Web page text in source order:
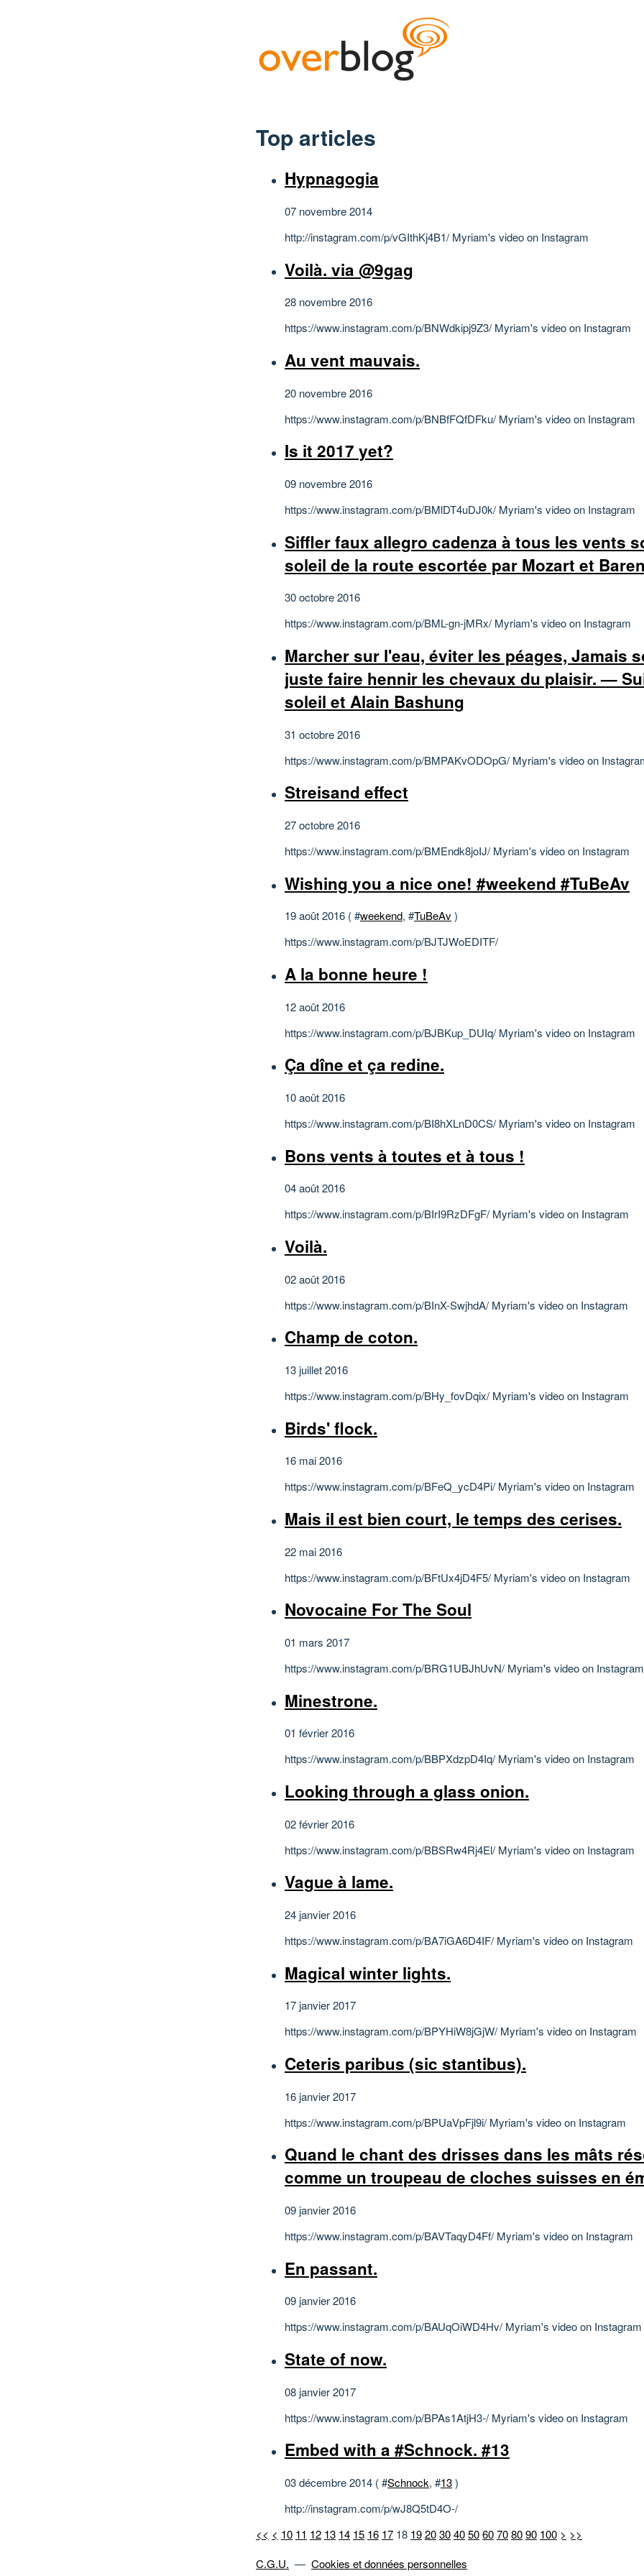
Top articles
Hypnagogia
07 novembre 2014
http://instagram.com/p/vGIthKj4B1/ Myriam's video on Instagram
Voilà. via @9gag
28 novembre 2016
https://www.instagram.com/p/BNWdkipj9Z3/ Myriam's video on Instagram
Au vent mauvais.
20 novembre 2016
https://www.instagram.com/p/BNBfFQfDFku/ Myriam's video on Instagram
Is it 2017 yet?
09 novembre 2016
https://www.instagram.com/p/BMlDT4uDJ0k/ Myriam's video on Instagram
Siffler faux allegro cadenza à tous les vents
soleil de la route escortée par Mozart et
30 octobre 2016
https://www.instagram.com/p/BML-gn-jMRx/ Myriam's video on Instagram
Marcher sur l'eau, éviter les péages, Jamais
juste faire hennir les chevaux du plaisir. —
soleil et Alain Bashung
31 octobre 2016
https://www.instagram.com/p/BMPAKvODOpG/ Myriam's video on
Streisand effect
27 octobre 2016
https://www.instagram.com/p/BMEndk8joIJ/ Myriam's video on Instagram
Wishing you a nice one! #weekend #TuBeAv
19 août 2016 ( #weekend, #TuBeAv)
https://www.instagram.com/p/BJTJWoEDITF/
A la bonne heure !
12 août 2016
https://www.instagram.com/p/BJBKup_DUIq/ Myriam's video on Instagram
Ça dîne et ça redine.
10 août 2016
https://www.instagram.com/p/BI8hXLnD0CS/ Myriam's video on Instagram
Bons vents à toutes et à tous !
04 août 2016
https://www.instagram.com/p/BIrI9RzDFgF/ Myriam's video on Instagram
Voilà.
02 août 2016
https://www.instagram.com/p/BInX-SwjhdA/ Myriam's video on Instagram
Champ de coton.
13 juillet 2016
https://www.instagram.com/p/BHy_fovDqix/ Myriam's video on Instagram
Birds' flock.
16 mai 2016
https://www.instagram.com/p/BFeQ_ycD4Pi/ Myriam's video on Instagram
Mais il est bien court, le temps des cerises.
22 mai 2016
https://www.instagram.com/p/BFtUx4jD4F5/ Myriam's video on Instagram
Novocaine For The Soul
01 mars 2017
https://www.instagram.com/p/BRG1UBJhUvN/ Myriam's video on Instagram
Minestrone.
01 février 2016
https://www.instagram.com/p/BBPXdzpD4Iq/ Myriam's video on Instagram
Looking through a glass onion.
02 février 2016
https://www.instagram.com/p/BBSRw4Rj4El/ Myriam's video on Instagram
Vague à lame.
24 janvier 2016
https://www.instagram.com/p/BA7iGA6D4IF/ Myriam's video on Instagram
Magical winter lights.
17 janvier 2017
https://www.instagram.com/p/BPYHiW8jGjW/ Myriam's video on Instagram
Ceteris paribus (sic stantibus).
16 janvier 2017
https://www.instagram.com/p/BPUaVpFjl9i/ Myriam's video on Instagram
Quand le chant des drisses dans les mâts
comme un troupeau de cloches suisses en
09 janvier 2016
https://www.instagram.com/p/BAVTaqyD4Ff/ Myriam's video on Instagram
En passant.
09 janvier 2016
https://www.instagram.com/p/BAUqOiWD4Hv/ Myriam's video on Instagram
State of now.
08 janvier 2017
https://www.instagram.com/p/BPAs1AtjH3-/ Myriam's video on Instagram
Embed with a #Schnock. #13
03 décembre 2014 ( #Schnock, #13)
http://instagram.com/p/wJ8Q5tD4O-/
<< < 10 11 12 13 14 15 16 17 18 192030405060708090 100 > >>
C.G.U. — Cookies et données personnelles